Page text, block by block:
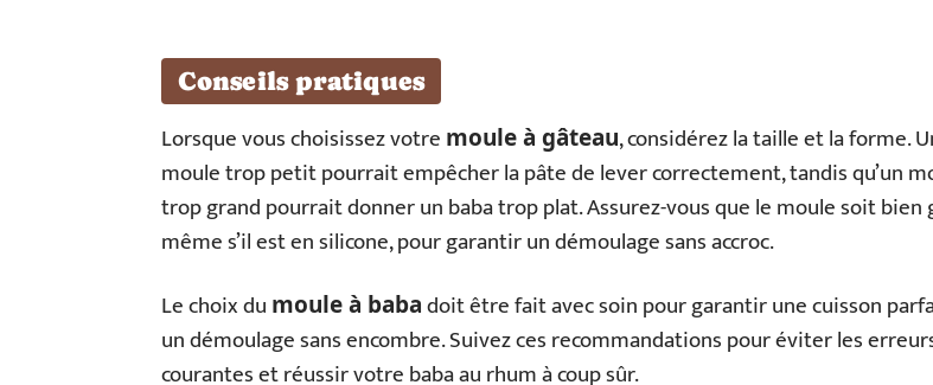
Conseils pratiques
Lorsque vous choisissez votre moule à gâteau, considérez la taille et la forme.
moule trop petit pourrait empêcher la pâte de lever correctement, tandis qu’un
trop grand pourrait donner un baba trop plat. Assurez-vous que le moule soit bien
même s’il est en silicone, pour garantir un démoulage sans accroc.
Le choix du moule à babadoit être fait avec soin pour garantir une cuisson
un démoulage sans encombre. Suivez ces recommandations pour éviter les
courantes et réussir votre baba au rhum à coup sûr.